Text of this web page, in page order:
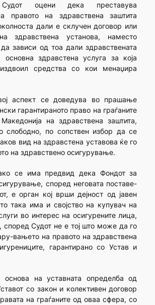
оцени дека преставува
правото на здравствена заштита
дали е склучен договор или
здравствена установа, наместо
зависи од тоа дали здравствената
основна здравстена услуга за која
издвоил средства со кои менаџира
аспект се доведува во прашање
гарантираното право на граѓаните
на здравствена заштита,
слободно, по сопствен избор да се
вид на здравстена уставова ќе го
на здравствено осигурување.
се има предвид дека Фондот за
според неговата поставе-
е орган кој врши дејност од јавен
така има и својство на купувач на
во интерес на осигурените лица,
според Судот не е тој што може да го
вањето на правото на здравствена
гарантирано со Устав и
основа на уставната определба од
со закон и колективен договор
на граѓаните од оваа сфера, со